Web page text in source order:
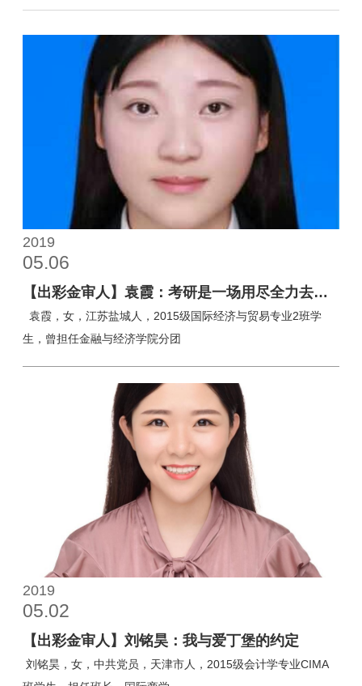
党建工作
校园邮箱 访客申请 WebVPN
2019
05.06
【出彩金审人】袁霞：考研是一场用尽全力去拼
搏的梦
袁霞，女，江苏盐城人，2015级国际经济与贸易专业2班学
生，曾担任金融与经济学院分团
2019
05.02
【出彩金审人】刘铭昊：我与爱丁堡的约定
刘铭昊，女，中共党员，天津市人，2015级会计学专业CIMA